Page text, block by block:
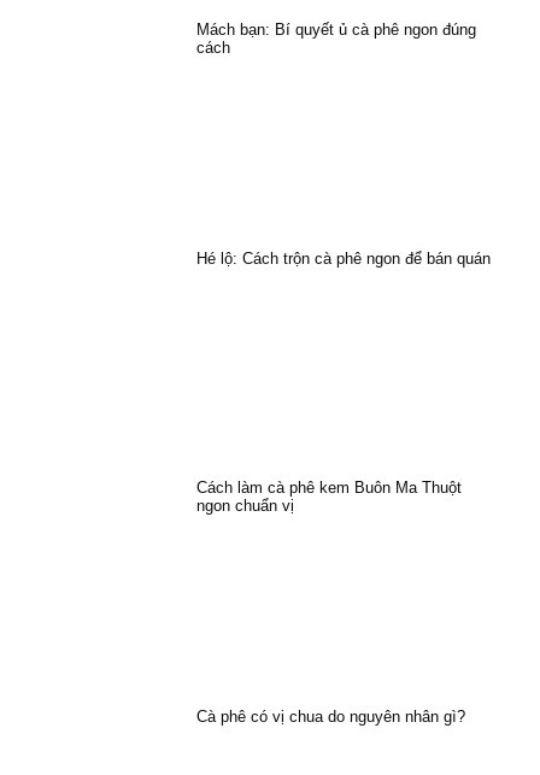
Mách bạn: Bí quyết ủ cà phê ngon đúng
cách
Hé lộ: Cách trộn cà phê ngon để bán quán
Cách làm cà phê kem Buôn Ma Thuột
ngon chuẩn vị
Cà phê có vị chua do nguyên nhân gì?